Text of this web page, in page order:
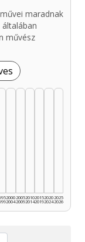
maradnak
művész
2000
2004
2005
2009
2010
2014
2015
2019
2020
2024
2025
2026